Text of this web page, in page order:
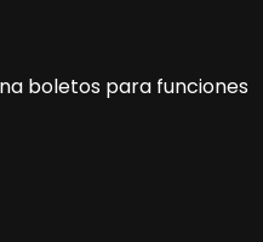
boletos para funciones